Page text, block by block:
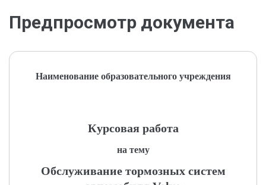
Предпросмотр документа
Наименование образовательного учреждения
Курсовая работа
на тему
Обслуживание тормозных систем